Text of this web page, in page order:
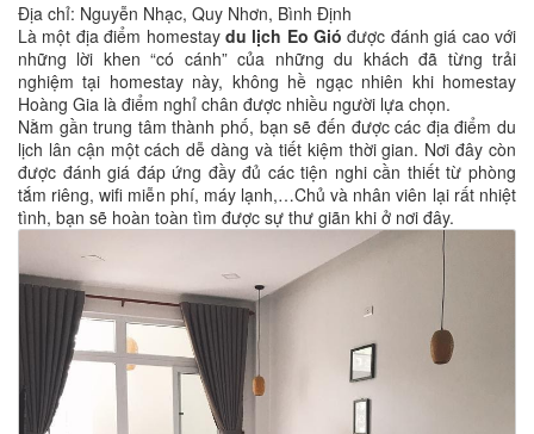
Địa chỉ: Nguyễn Nhạc, Quy Nhơn, Bình Định
Là một địa điểm homestay du lịch Eo Gió được đánh giá cao với
những lời khen “có cánh” của những du khách đã từng trải
nghiệm tại homestay này, không hề ngạc nhiên khi homestay
Hoàng Gia là điểm nghỉ chân được nhiều người lựa chọn.
Nằm gần trung tâm thành phố, bạn sẽ đến được các địa điểm du
lịch lân cận một cách dễ dàng và tiết kiệm thời gian. Nơi đây còn
được đánh giá đáp ứng đầy đủ các tiện nghi cần thiết từ phòng
tắm riêng, wifi miễn phí, máy lạnh,…Chủ và nhân viên lại rất nhiệt
tình, bạn sẽ hoàn toàn tìm được sự thư giãn khi ở nơi đây.